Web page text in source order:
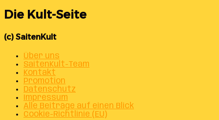
Die Kult-Seite
(c) SaitenKult
Über uns
SaitenKult-Team
Kontakt
Promotion
Datenschutz
Impressum
Alle Beiträge auf einen Blick
Cookie-Richtlinie (EU)